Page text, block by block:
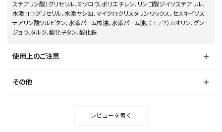
ステアリン酸）グリセリル、ミツロウ、ポリエチレン、リンゴ酸ジイソステアリル、
水添ココグリセリル、水添ヤシ油、マイクロクリスタリンワックス、セスキイソス
テアリン酸ソルビタン、水添パーム核油、水添パーム油、（＋／?）カオリン、グン
ジョウ、タルク、酸化チタン、酸化鉄
使用上のご注意
その他
レビューを書く